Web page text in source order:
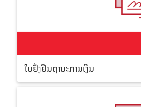
ໃບຢັ້ງຢືນຖານະການເງິນ